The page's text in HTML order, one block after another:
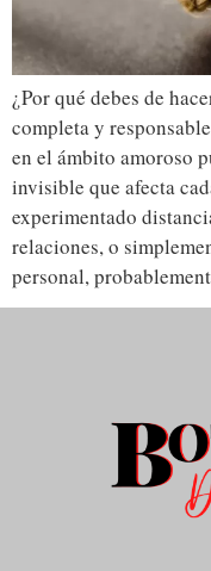
¿Por qué debes de
completa y
en el ámbito amoroso
invisible que afecta
experimentado
relaciones, o
personal,